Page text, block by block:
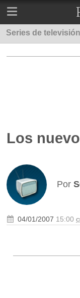
Series de televisión
Los
Por
04/01/2007 15:00